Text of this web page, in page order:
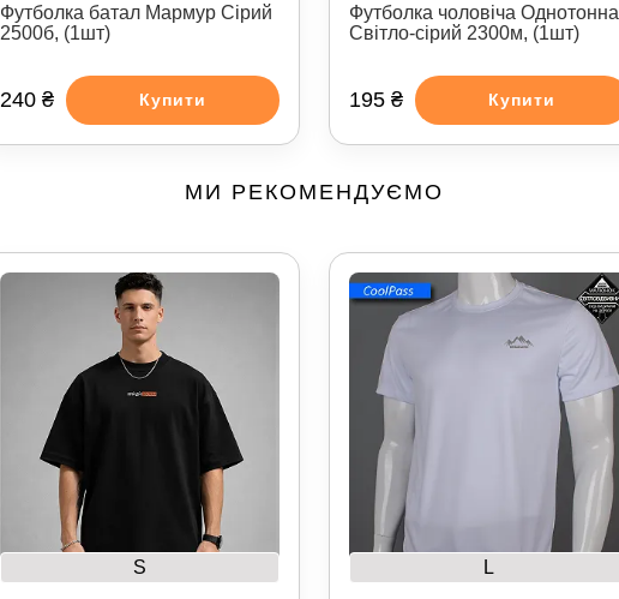
Футболка батал Мармур Сірий
2500б, (1шт)
240 ₴ Купити
Футболка чоловіча Однотонна
Світло-сірий 2300м, (1шт)
195 ₴ Купити
МИ РЕКОМЕНДУЄМО
S L